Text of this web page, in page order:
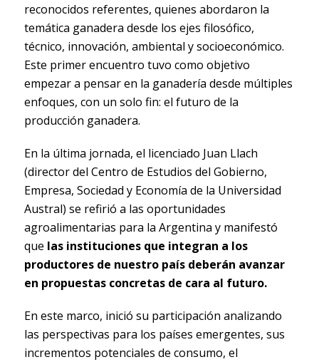
reconocidos referentes, quienes abordaron la
temática ganadera desde los ejes filosófico,
técnico, innovación, ambiental y socioeconómico.
Este primer encuentro tuvo como objetivo
empezar a pensar en la ganadería desde múltiples
enfoques, con un solo fin: el futuro de la
producción ganadera.
En la última jornada, el licenciado Juan Llach
(director del Centro de Estudios del Gobierno,
Empresa, Sociedad y Economía de la Universidad
Austral) se refirió a las oportunidades
agroalimentarias para la Argentina y manifestó
que las instituciones que integran a los
productores de nuestro país deberán avanzar
en propuestas concretas de cara al futuro.
En este marco, inició su participación analizando
las perspectivas para los países emergentes, sus
incrementos potenciales de consumo, el